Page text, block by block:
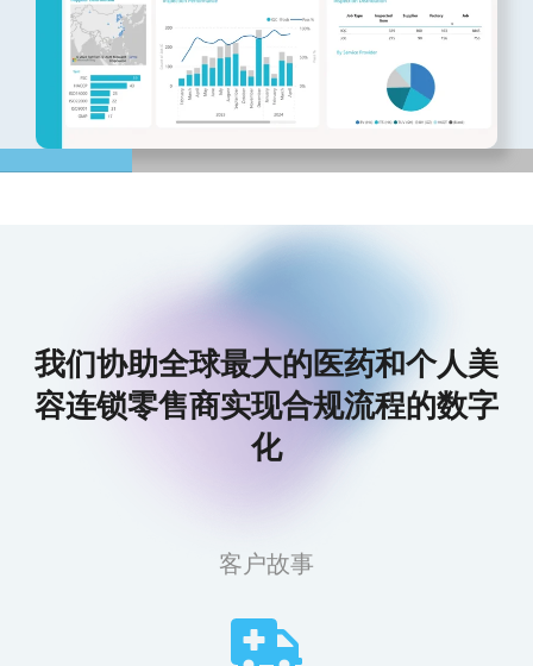
我们协助全球最大的医药和个人美
容连锁零售商实现合规流程的数字
化
客户故事